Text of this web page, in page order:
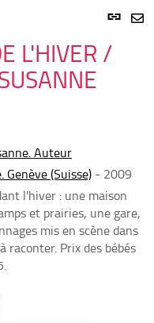
Lien
L'HIVER /
Auteur
Genève (Suisse) - 2009
l'hiver : une maison
et prairies, une gare,
mis en scène dans
Prix des bébés